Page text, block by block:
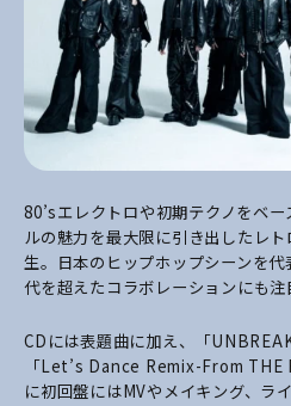
80’sエレクトロや初期テクノをベ
ルの魅力を最大限に引き出したレ
生。日本のヒップホップシーンを
代を超えたコラボレーションにも
CDには表題曲に加え、「
「Let’s Dance Remix-From THE
に初回盤にはMVやメイキング、ラ